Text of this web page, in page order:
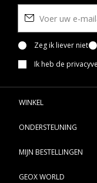
Zeg ik liever niet
Ik heb de
WINKEL
ONDERSTEUNING
MIJN BESTELLINGEN
GEOX WORLD